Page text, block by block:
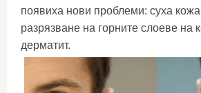
появиха нови проблеми: суха
разрязване на горните слоеве на
дерматит.